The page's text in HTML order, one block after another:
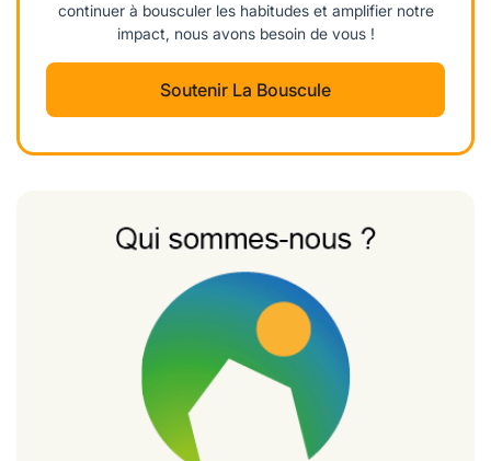
continuer à bousculer les habitudes et amplifier notre
impact, nous avons besoin de vous !
Soutenir La Bouscule